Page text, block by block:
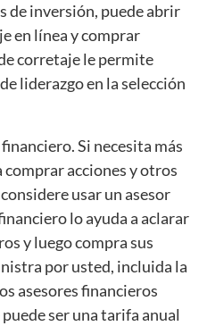
de inversión, puede abrir
en línea y comprar
corretaje le permite
liderazgo en la selección
Si necesita más
acciones y otros
usar un asesor
lo ayuda a aclarar
y luego compra sus
por usted, incluida la
asesores financieros
ser una tarifa anual